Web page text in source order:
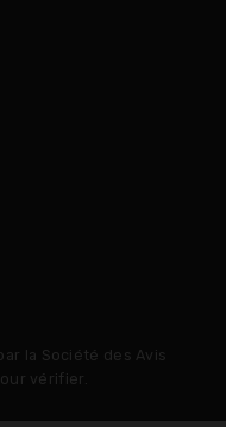
la Société des Avis
vérifier.